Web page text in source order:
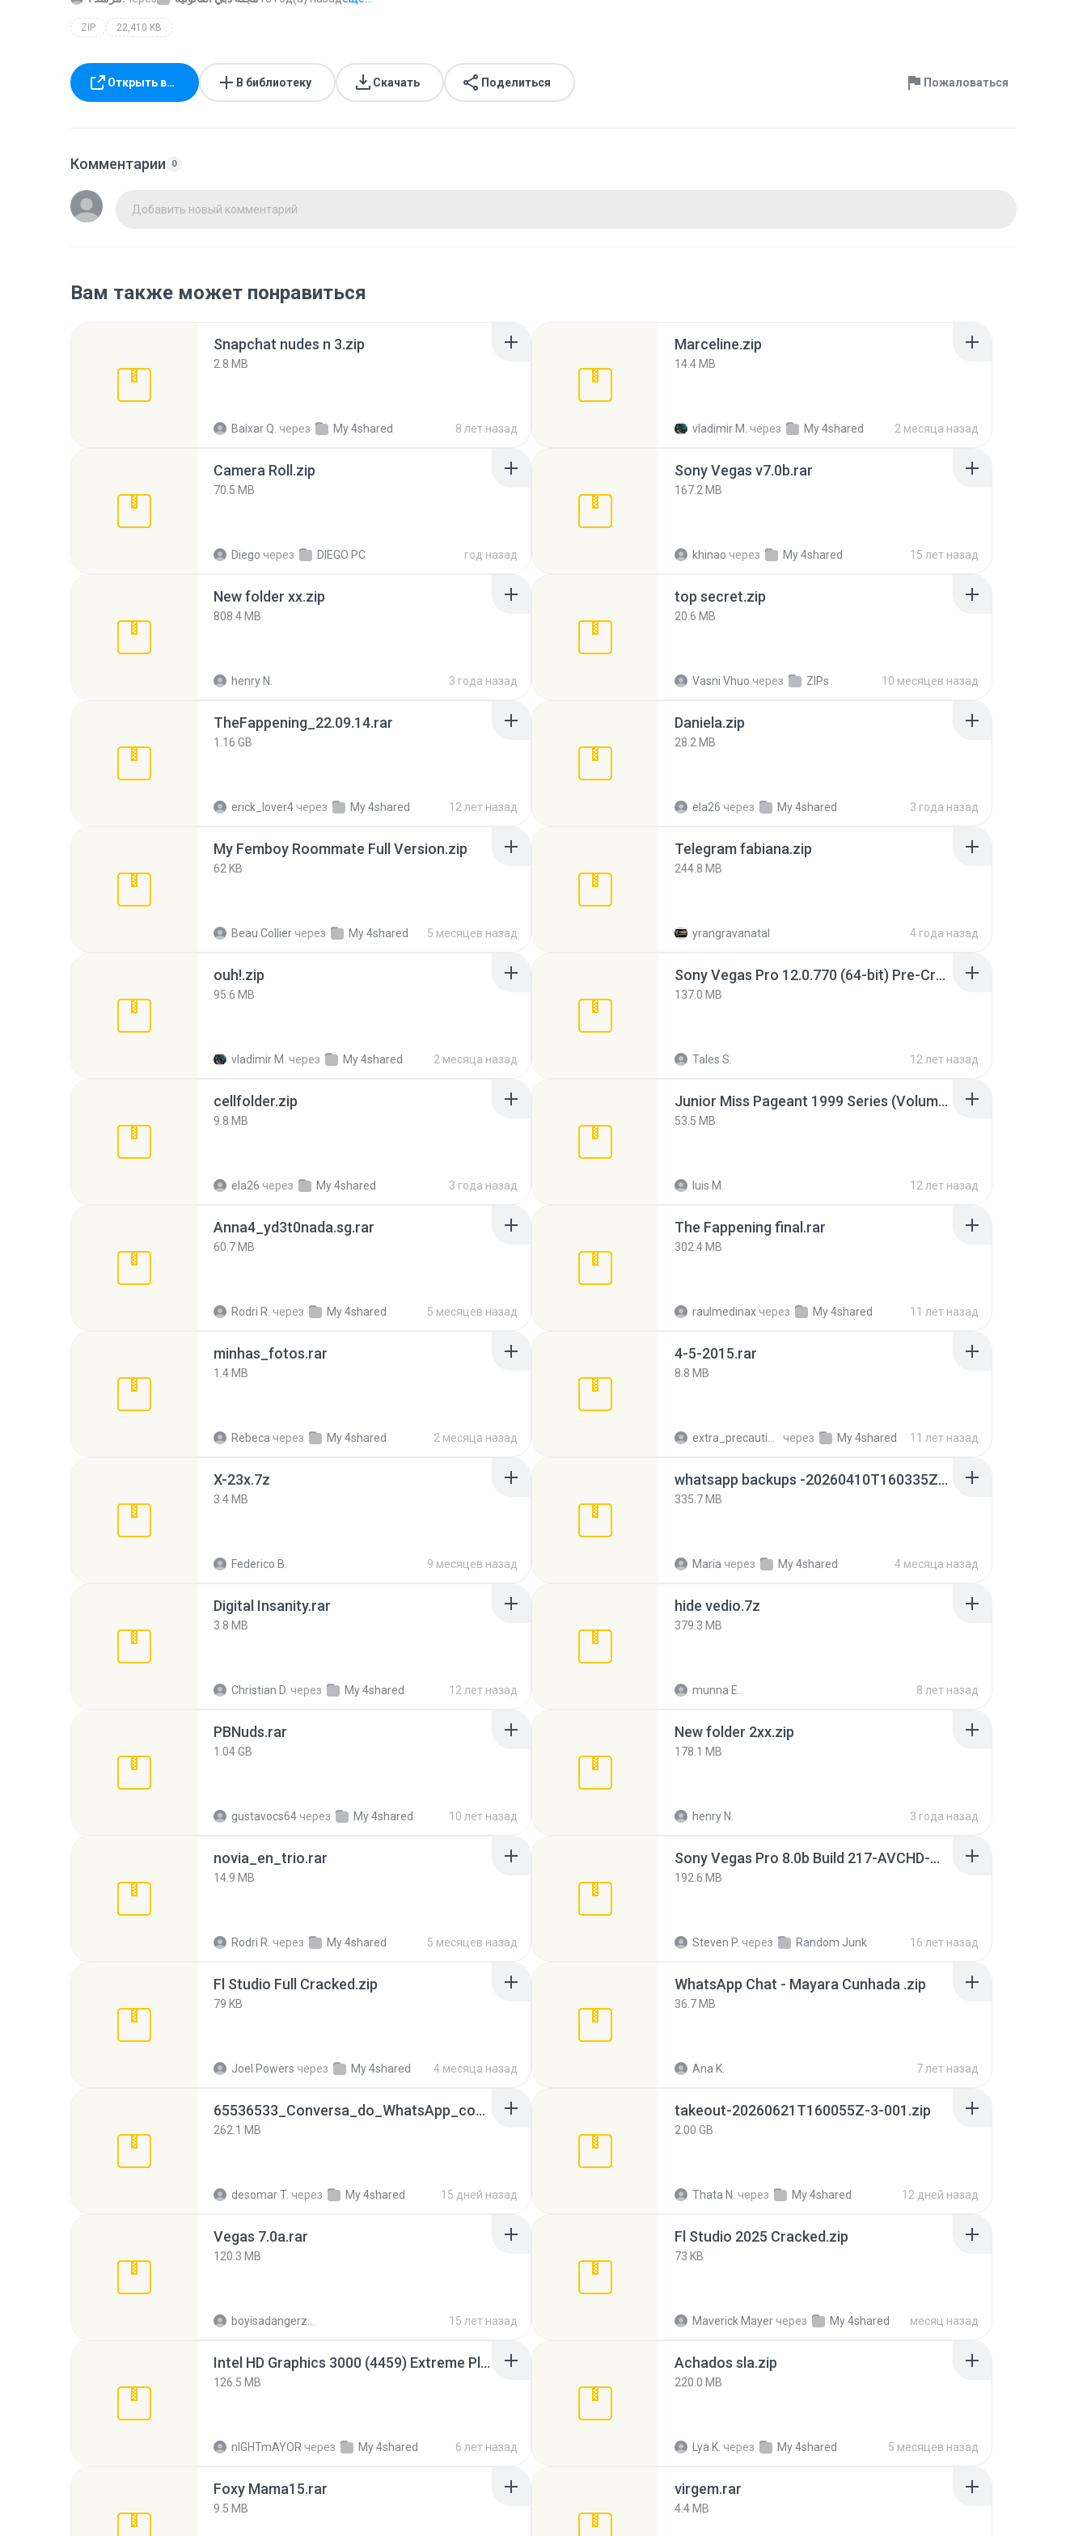
ZIP 22,410 KB
Открыть в… В библиотеку Скачать Поделиться Пожаловаться
Комментарии 0
Добавить новый комментарий
Вам также может понравиться
Snapchat nudes n 3.zip
2.8 MB
Baixar Q. через My 4shared 8 лет назад
Marceline.zip
14.4 MB
vladimir M. через My 4shared 2 месяца назад
Camera Roll.zip
70.5 MB
Diego через DIEGO PC год назад
Sony Vegas v7.0b.rar
167.2 MB
khinao через My 4shared 15 лет назад
New folder xx.zip
808.4 MB
henry N. 3 года назад
top secret.zip
20.6 MB
Vasni Vhuo через ZIPs 10 месяцев назад
TheFappening_22.09.14.rar
1.16 GB
erick_lover4 через My 4shared 12 лет назад
Daniela.zip
28.2 MB
ela26 через My 4shared 3 года назад
My Femboy Roommate Full Version.zip
62 KB
Beau Collier через My 4shared 5 месяцев назад
Telegram fabiana.zip
244.8 MB
yrangravanatal 4 года назад
ouh!.zip
95.6 MB
vladimir M. через My 4shared 2 месяца назад
Sony Vegas Pro 12.0.770 (64-bit) Pre-Cracked.zip
137.0 MB
Tales S. 12 лет назад
cellfolder.zip
9.8 MB
ela26 через My 4shared 3 года назад
Junior Miss Pageant 1999 Series (Volume I Part I NC 6).7z
53.5 MB
luis M. 12 лет назад
Anna4_yd3t0nada.sg.rar
60.7 MB
Rodri R. через My 4shared 5 месяцев назад
The Fappening final.rar
302.4 MB
raulmedinax через My 4shared 11 лет назад
minhas_fotos.rar
1.4 MB
Rebeca через My 4shared 2 месяца назад
4-5-2015.rar
8.8 MB
через My 4shared 11 лет назад
X-23x.7z
3.4 MB
Federico B. 9 месяцев назад
whatsapp backups -20260410T160335Z-3-001.zip
335.7 MB
Maria через My 4shared 4 месяца назад
Digital Insanity.rar
3.8 MB
Christian D. через My 4shared 12 лет назад
hide vedio.7z
379.3 MB
munna E. 8 лет назад
PBNuds.rar
1.04 GB
gustavocs64 через My 4shared 10 лет назад
New folder 2xx.zip
178.1 MB
henry N. 3 года назад
novia_en_trio.rar
14.9 MB
Rodri R. через My 4shared 5 месяцев назад
Sony Vegas Pro 8.0b Build 217-AVCHD-MPG-AC3 FIXED.7z
192.6 MB
Steven P. через Random Junk 16 лет назад
Fl Studio Full Cracked.zip
79 KB
Joel Powers через My 4shared 4 месяца назад
WhatsApp Chat - Mayara Cunhada .zip
36.7 MB
Ana K. 7 лет назад
65536533_Conversa_do_WhatsApp_com_Meu_Esposo.zip
262.1 MB
desomar T. через My 4shared 15 дней назад
takeout-20260621T160055Z-3-001.zip
2.00 GB
Thata N. через My 4shared 12 дней назад
Vegas 7.0a.rar
120.3 MB
15 лет назад
Fl Studio 2025 Cracked.zip
73 KB
Maverick Mayer через My 4shared месяц назад
Intel HD Graphics 3000 (4459) Extreme Plus 2.0.zip
126.5 MB
nIGHTmAYOR через My 4shared 6 лет назад
Achados sla.zip
220.0 MB
Lya K. через My 4shared 5 месяцев назад
Foxy Mama15.rar
9.5 MB
virgem.rar
4.4 MB